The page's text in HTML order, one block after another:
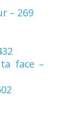
– 269
face –